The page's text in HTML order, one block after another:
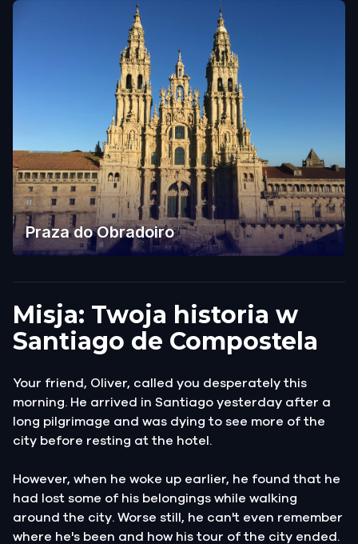
Praza do Obradoiro
Misja: Twoja historia w
Santiago de Compostela
Your friend, Oliver, called you desperately this
morning. He arrived in Santiago yesterday after a
long pilgrimage and was dying to see more of the
city before resting at the hotel.
However, when he woke up earlier, he found that he
had lost some of his belongings while walking
around the city. Worse still, he can't even remember
where he's been and how his tour of the city ended.